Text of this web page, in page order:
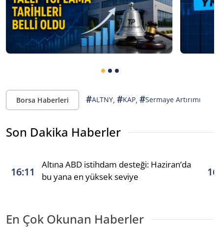
Borsa Haberleri #ALTNY, #KAP, #Sermaye Artırımı
Son Dakika Haberler
16:11
Altına ABD istihdam desteği: Haziran’da
bu yana en yüksek seviye
En Çok Okunan Haberler